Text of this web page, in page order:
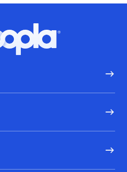
Hoopla logo, Go to homepage